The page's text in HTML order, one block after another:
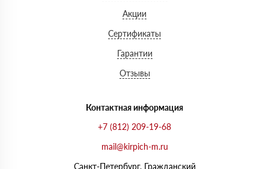
Акции
Сертификаты
Гарантии
Отзывы
Контактная информация
+7 (812) 209-19-68
mail@kirpich-m.ru
Санкт-Петербург, Граждaнский